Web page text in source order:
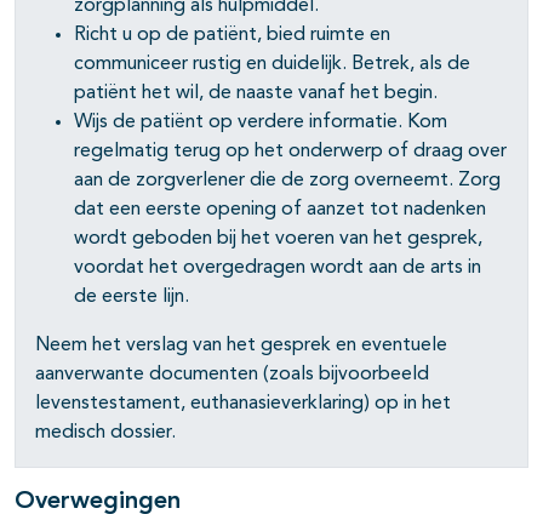
zorgplanning als hulpmiddel.
Richt u op de patiënt, bied ruimte en
communiceer rustig en duidelijk. Betrek, als de
patiënt het wil, de naaste vanaf het begin.
Wijs de patiënt op verdere informatie. Kom
regelmatig terug op het onderwerp of draag over
aan de zorgverlener die de zorg overneemt. Zorg
dat een eerste opening of aanzet tot nadenken
wordt geboden bij het voeren van het gesprek,
voordat het overgedragen wordt aan de arts in
de eerste lijn.
Neem het verslag van het gesprek en eventuele
aanverwante documenten (zoals bijvoorbeeld
levenstestament, euthanasieverklaring) op in het
medisch dossier.
Overwegingen